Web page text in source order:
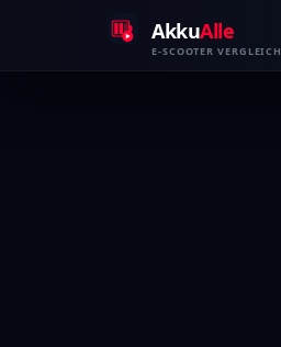
AkkuAlle
E-SCOOTER VERGLEICH